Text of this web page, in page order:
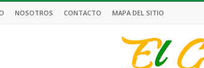
NOSOTROS CONTACTO MAPA DEL SITIO